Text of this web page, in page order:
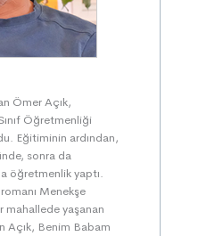
Ömer Açık,
Öğretmenliği
Eğitiminin ardından,
sonra da
öğretmenlik yaptı.
Menekşe
mahallede yaşanan
Açık, Benim Babam